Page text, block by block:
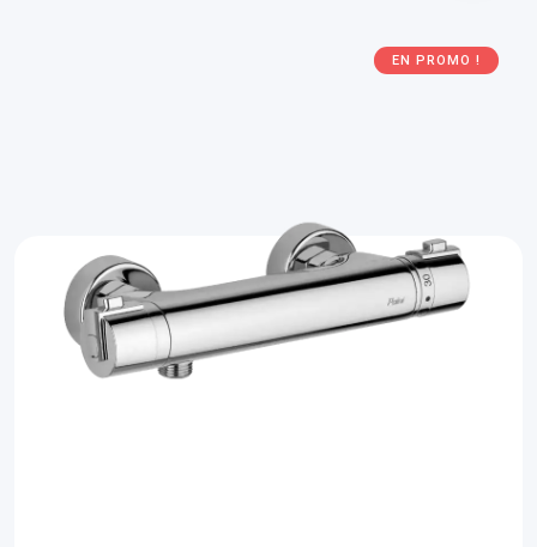
EN PROMO !